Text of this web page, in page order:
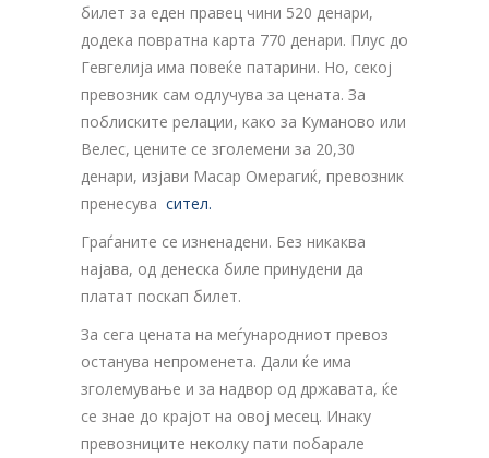
билет за еден правец чини 520 денари,
додека повратна карта 770 денари. Плус до
Гевгелија има повеќе патарини. Но, секој
превозник сам одлучува за цената. За
поблиските релации, како за Куманово или
Велес, цените се зголемени за 20,30
денари, изјави Масар Омерагиќ, превозник
пренесува сител.
Граѓаните се изненадени. Без никаква
најава, од денеска биле принудени да
платат поскап билет.
За сега цената на меѓународниот превоз
останува непроменета. Дали ќе има
зголемување и за надвор од државата, ќе
се знае до крајот на овој месец. Инаку
превозниците неколку пати побарале